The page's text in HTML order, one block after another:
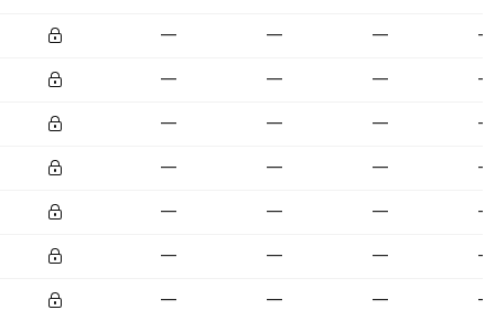
— — — —
— — — —
— — — —
— — — —
— — — —
— — — —
— — — —